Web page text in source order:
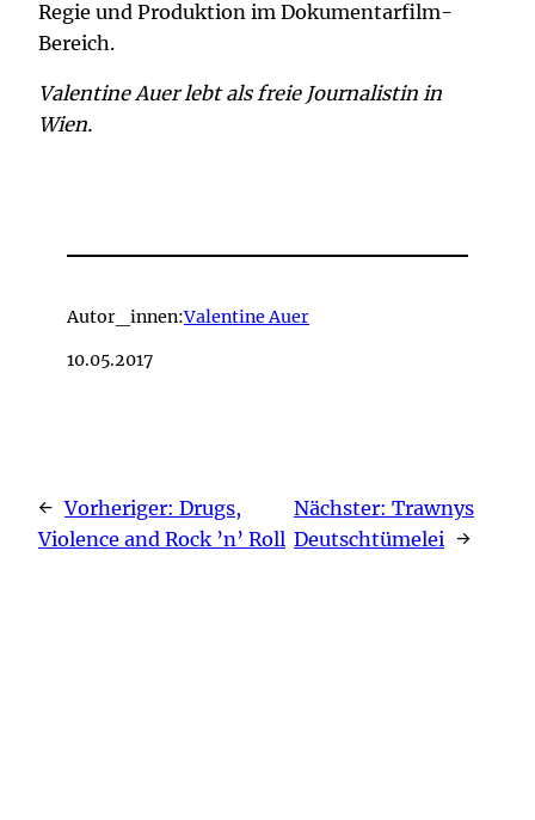
Regie und Produktion im Dokumentarfilm-
Bereich.
Valentine Auer lebt als freie Journalistin in
Wien.
Autor_innen:Valentine Auer
10.05.2017
← Vorheriger: Drugs,
Violence and Rock ’n’ Roll
Nächster: Trawnys
Deutschtümelei →